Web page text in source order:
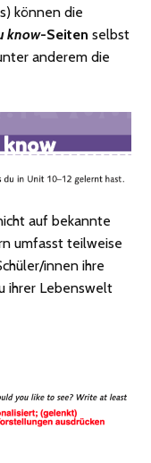
können die
know-Seiten selbst
anderem die
auf bekannte
umfasst teilweise
innen ihre
ihrer Lebenswelt